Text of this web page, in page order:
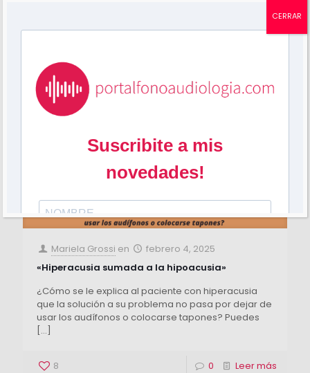
Mariela Grossi en
febrero 4, 2025
«Hiperacusia sumada a la hipoacusia»
¿Cómo se le explica al paciente con hiperacusia
que la solución a su problema no pasa por dejar de
usar los audífonos o colocarse tapones? Puedes
[…]
8 0 Leer más
CERRAR